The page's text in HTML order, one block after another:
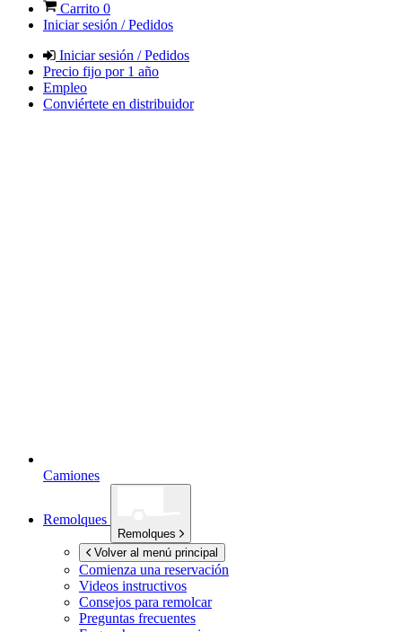
Carrito 0
Iniciar sesión / Pedidos
Iniciar sesión / Pedidos
Precio fijo por 1 año
Empleo
Conviértete en distribuidor
Camiones
Remolques
Remolques
Volver al menú principal
Comienza una reservación
Videos instructivos
Consejos para remolcar
Preguntas frecuentes